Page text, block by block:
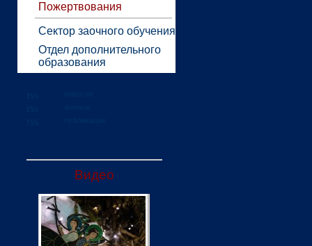
Пожертвования
Сектор заочного обучения
Отдел дополнительного
образования
Видео